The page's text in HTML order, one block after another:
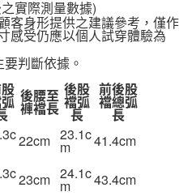
運費
)免運費
實際測量數據)
客身形提供之建議參考，僅作
感受仍應以個人試穿體驗為
判斷依據。
後腰至
褲襠長
後股
襠弧
長
前後股
襠總弧
長
22cm 23.1c
m 41.4cm
23cm 24.1c
m
43.4cm